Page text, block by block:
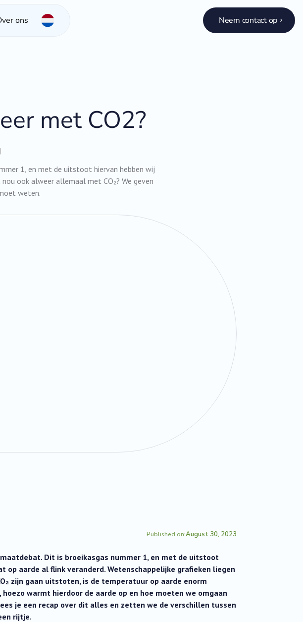
ons Neem contact op
met CO2?
1, en met de uitstoot hiervan hebben wij
ook alweer allemaal met CO₂? We geven
weten.
Published on:August 30, 2023
Dit is broeikasgas nummer 1, en met de uitstoot
op aarde al flink veranderd. Wetenschappelijke grafieken liegen
zijn gaan uitstoten, is de temperatuur op aarde enorm
hoezo warmt hierdoor de aarde op en hoe moeten we omgaan
je een recap over dit alles en zetten we de verschillen tussen
rijtje.